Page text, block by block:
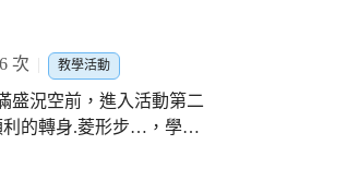
好的夏季童年。」陳議
而看到孩子盡情玩水的
家的歡爛，覺得玩水就
次 教學活動
盛況空前，進入活動第二
利的轉身.菱形步…，學生